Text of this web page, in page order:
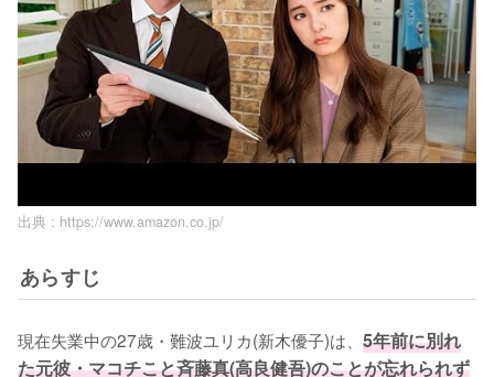
出典 : https://www.amazon.co.jp/
あらすじ
現在失業中の27歳・難波ユリカ(新木優子)は、 5年前に別れ
た元彼・マコチこと斉藤真(高良健吾)のことが忘れられず